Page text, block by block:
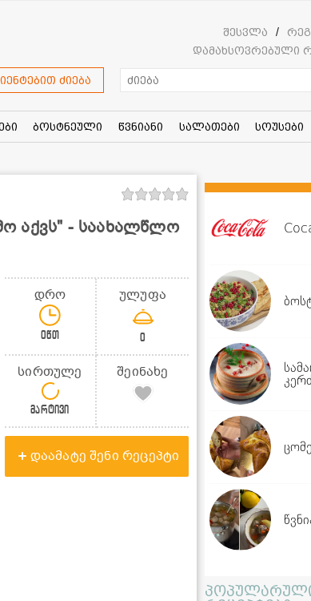
შესვლა /
დამახსოვრებული
ძიება
ბოსტნეული წვნიანი სალათები სოუსები
აქვს" - საახალწლო
დრო
0წთ
ულუფა
0
სირთულე
მარტივი
შეინახე
დაამატე შენი რეცეპტი